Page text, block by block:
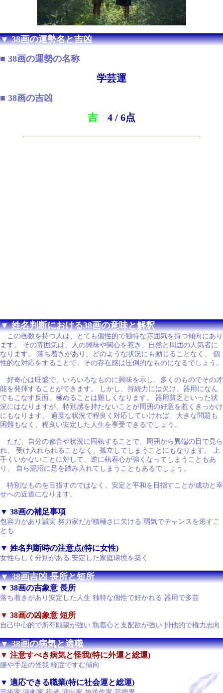
▼ 38画の運勢名と吉凶
■ 38画の運勢の名称
学芸運
■ 38画の吉凶
吉 4 / 6点
▼ 姓名判断における38画の意味と解釈
この画数を持つ人は、とても個性的で独特な雰囲気を持つ傾向にあり
ます。 その雰囲気は、人の興味や関心を惹き、自然と周囲の人気者に
なります。 落ち着きがあり、どのような状況にも動じることなく、 個
性的な対応をすることで、その存在感は圧倒的なものになるでしょう。
好奇心は旺盛で、いろいろなものに興味を示し、多くのものでその才
能を発揮することができます。 しかし、持続力には欠け、器用になん
でもこなす反面、極めることは難しくなります。 器用貧乏といった状
況にはなりますが、特別感を持たないことが周囲の好意を惹くきっかけ
にもなります。 適度な状況で程良く対応していければ、大きな問題も
困難もなく、程良い安定した人生を享受できるでしょう。
ただ、自分の都合や状況に固執することで、周囲から異端の目で見ら
れ、 受け入れられることなく、孤立してしまうことにもなります。 上
手くいかないことに対して、逆に執着心が強くなってしまうこともあ
り、 自ら泥沼に足を踏み入れてしまうこともあるでしょう。
特別なものを目指すのではなく、安定と平和を目指すことが成功と幸
せへの近道になります。
▼ 38画の補足事項
包容力があり誠実 努力家だが積極さに欠ける 弱気でチャンスを逃すこ
とも
▼ 姓名判断時の注意点(特に女性)
女性らしく分別がある 安定した家庭環境を築く
▼ 38画吉凶 長所と短所
▼ 38画の吉象意 長所
落ち着きがあり安定した人生 独特な個性で好かれる 器用で多芸
▼ 38画の凶象意 短所
自己中心的で所有願望が強い 執着心と支配欲が強い 排他的で権力志向
▼ 38画の病気と適職
▼ 注意すべき病気と怪我(特に外運と総運)
腰や手足の怪我 軽症ですむ傾向
▼ 適応できる職業(特に社会運と総運)